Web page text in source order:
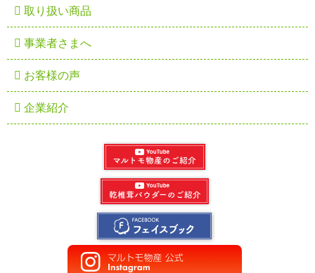
取り扱い商品
事業者さまへ
お客様の声
企業紹介